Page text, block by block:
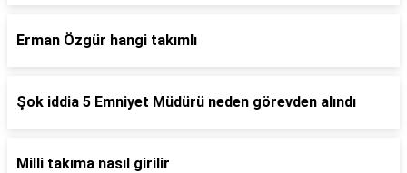
Erman Özgür hangi takımlı
Şok iddia 5 Emniyet Müdürü neden görevden alındı
Milli takıma nasıl girilir